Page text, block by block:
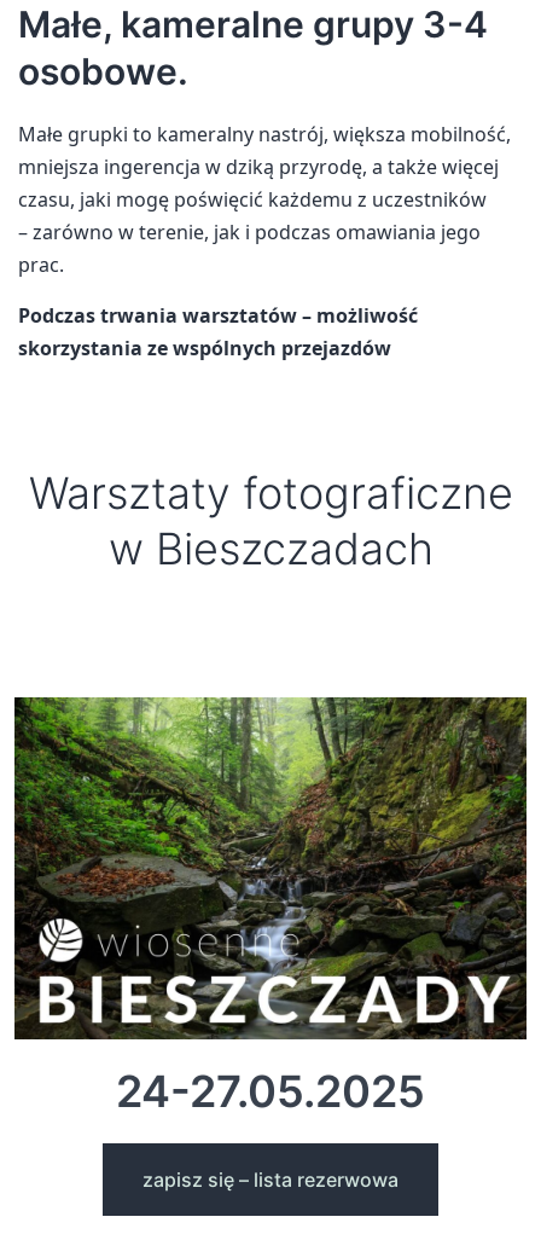
Małe, kameralne grupy 3-4
osobowe.
Małe grupki to kameralny nastrój, większa mobilność,
mniejsza ingerencja w dziką przyrodę, a także więcej
czasu, jaki mogę poświęcić każdemu z uczestników
– zarówno w terenie, jak i podczas omawiania jego
prac.
Podczas trwania warsztatów – możliwość
skorzystania ze wspólnych przejazdów
Warsztaty fotograficzne
w Bieszczadach
24-27.05.2025
zapisz się – lista rezerwowa